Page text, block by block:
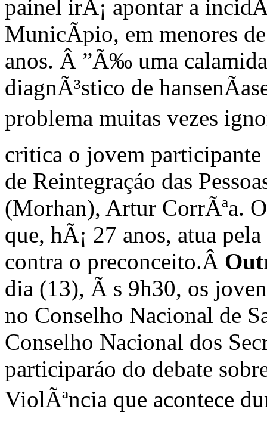
painel irÃ¡ apontar a
MunicÃ­pio, em menores
anos. Â ”Ã‰ uma
diagnÃ³stico de
problema muitas vezes
critica o jovem
de Reintegraçáo das
(Morhan), Artur CorrÃªa.
que, hÃ¡ 27 anos, atua
contra o preconceito.Â
dia (13), Ã s 9h30, os
no Conselho Nacional de
Conselho Nacional dos
participaráo do debate
ViolÃªncia que acontece